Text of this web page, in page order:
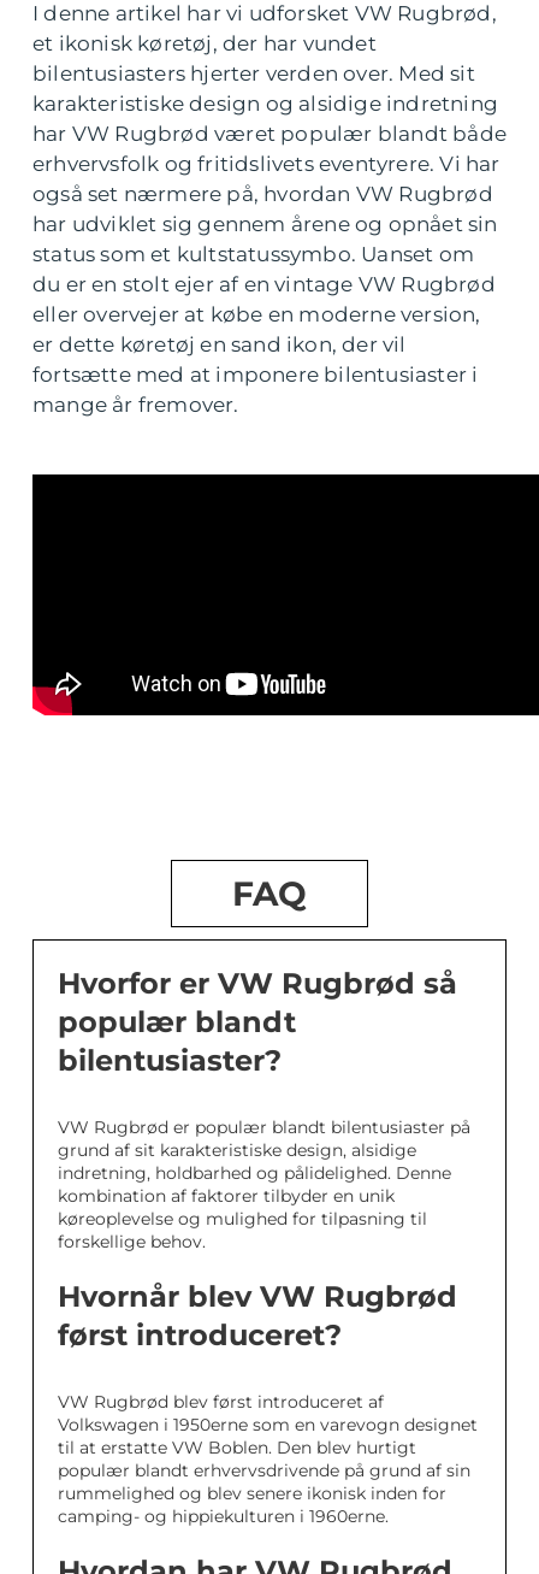
I denne artikel har vi udforsket VW Rugbrød,
et ikonisk køretøj, der har vundet
bilentusiasters hjerter verden over. Med sit
karakteristiske design og alsidige indretning
har VW Rugbrød været populær blandt både
erhvervsfolk og fritidslivets eventyrere. Vi har
også set nærmere på, hvordan VW Rugbrød
har udviklet sig gennem årene og opnået sin
status som et kultstatussymbo. Uanset om
du er en stolt ejer af en vintage VW Rugbrød
eller overvejer at købe en moderne version,
er dette køretøj en sand ikon, der vil
fortsætte med at imponere bilentusiaster i
mange år fremover.
FAQ
Hvorfor er VW Rugbrød så
populær blandt
bilentusiaster?
VW Rugbrød er populær blandt bilentusiaster på
grund af sit karakteristiske design, alsidige
indretning, holdbarhed og pålidelighed. Denne
kombination af faktorer tilbyder en unik
køreoplevelse og mulighed for tilpasning til
forskellige behov.
Hvornår blev VW Rugbrød
først introduceret?
VW Rugbrød blev først introduceret af
Volkswagen i 1950erne som en varevogn designet
til at erstatte VW Boblen. Den blev hurtigt
populær blandt erhvervsdrivende på grund af sin
rummelighed og blev senere ikonisk inden for
camping- og hippiekulturen i 1960erne.